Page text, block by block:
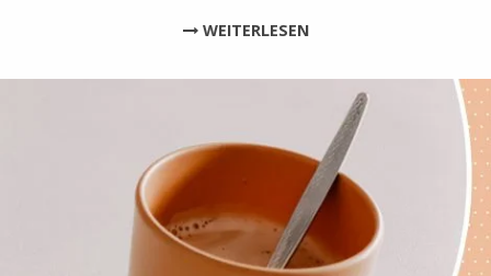
WEITERLESEN